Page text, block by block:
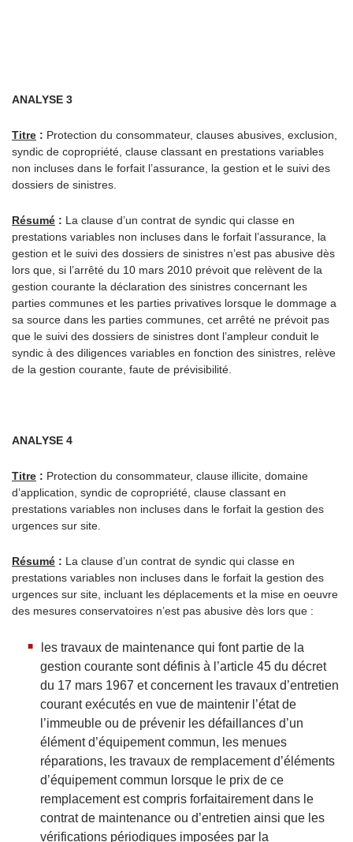
ANALYSE 3
Titre : Protection du consommateur, clauses abusives, exclusion,
syndic de copropriété, clause classant en prestations variables
non incluses dans le forfait l’assurance, la gestion et le suivi des
dossiers de sinistres.
Résumé : La clause d’un contrat de syndic qui classe en
prestations variables non incluses dans le forfait l’assurance, la
gestion et le suivi des dossiers de sinistres n’est pas abusive dès
lors que, si l’arrêté du 10 mars 2010 prévoit que relèvent de la
gestion courante la déclaration des sinistres concernant les
parties communes et les parties privatives lorsque le dommage a
sa source dans les parties communes, cet arrêté ne prévoit pas
que le suivi des dossiers de sinistres dont l’ampleur conduit le
syndic à des diligences variables en fonction des sinistres, relève
de la gestion courante, faute de prévisibilité.
ANALYSE 4
Titre : Protection du consommateur, clause illicite, domaine
d’application, syndic de copropriété, clause classant en
prestations variables non incluses dans le forfait la gestion des
urgences sur site.
Résumé : La clause d’un contrat de syndic qui classe en
prestations variables non incluses dans le forfait la gestion des
urgences sur site, incluant les déplacements et la mise en oeuvre
des mesures conservatoires n’est pas abusive dès lors que :
les travaux de maintenance qui font partie de la
gestion courante sont définis à l’article 45 du décret
du 17 mars 1967 et concernent les travaux d’entretien
courant exécutés en vue de maintenir l’état de
l’immeuble ou de prévenir les défaillances d’un
élément d’équipement commun, les menues
réparations, les travaux de remplacement d’éléments
d’équipement commun lorsque le prix de ce
remplacement est compris forfaitairement dans le
contrat de maintenance ou d’entretien ainsi que les
vérifications périodiques imposées par la